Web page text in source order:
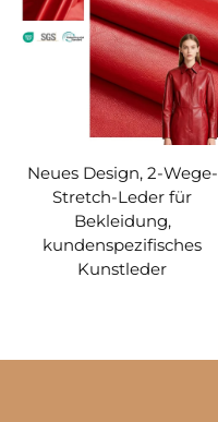
Neues Design, 2-Wege-
Stretch-Leder für
Bekleidung,
kundenspezifisches
Kunstleder